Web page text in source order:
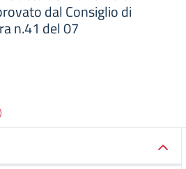
dal Consiglio di
n.41 del 07